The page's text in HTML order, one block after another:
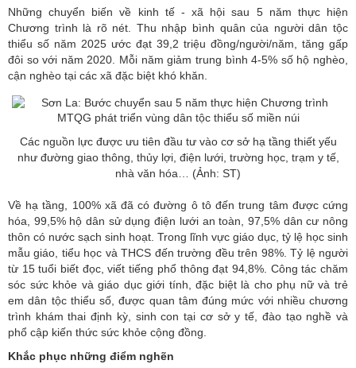
Những chuyển biến về kinh tế - xã hội sau 5 năm thực hiện
Chương trình là rõ nét. Thu nhập bình quân của người dân tộc
thiểu số năm 2025 ước đạt 39,2 triệu đồng/người/năm, tăng gấp
đôi so với năm 2020. Mỗi năm giảm trung bình 4-5% số hộ nghèo,
cận nghèo tại các xã đặc biệt khó khăn.
Các nguồn lực được ưu tiên đầu tư vào cơ sở hạ tầng thiết yếu
như đường giao thông, thủy lợi, điện lưới, trường học, trạm y tế,
nhà văn hóa… (Ảnh: ST)
Về hạ tầng, 100% xã đã có đường ô tô đến trung tâm được cứng
hóa, 99,5% hộ dân sử dụng điện lưới an toàn, 97,5% dân cư nông
thôn có nước sạch sinh hoạt. Trong lĩnh vực giáo dục, tỷ lệ học sinh
mẫu giáo, tiểu học và THCS đến trường đều trên 98%. Tỷ lệ người
từ 15 tuổi biết đọc, viết tiếng phổ thông đạt 94,8%. Công tác chăm
sóc sức khỏe và giáo dục giới tính, đặc biệt là cho phụ nữ và trẻ
em dân tộc thiểu số, được quan tâm đúng mức với nhiều chương
trình khám thai định kỳ, sinh con tại cơ sở y tế, đào tạo nghề và
phổ cập kiến thức sức khỏe cộng đồng.
Khắc phục những điểm nghẽn